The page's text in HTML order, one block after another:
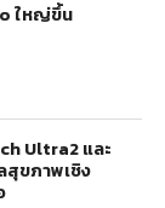
ใหญ่ขึ้น
Ultra2 และ
ขภาพเชิง